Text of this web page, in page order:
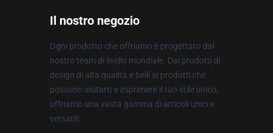
Il nostro negozio
Ogni prodotto che offriamo è progettato dal
nostro team di livello mondiale. Dai prodotti di
design di alta qualità e belli ai prodotti che
possono aiutarti a esprimere il tuo stile unico,
offriamo una vasta gamma di articoli unici e
versatili.